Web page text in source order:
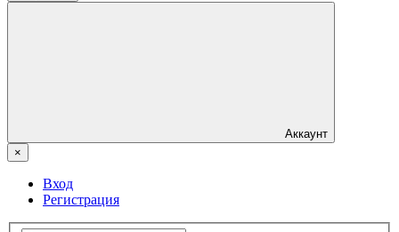
Аккаунт
×
Вход
Регистрация